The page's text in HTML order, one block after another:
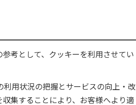
考として、クッキーを利用させてい
用状況の把握とサービスの向上・改
集することにより、お客様へより適